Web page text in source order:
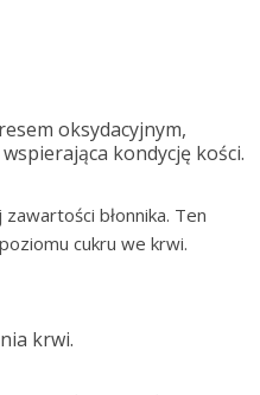
oksydacyjnym,
kondycję kości.
błonnika. Ten
cukru we krwi.
krwi.